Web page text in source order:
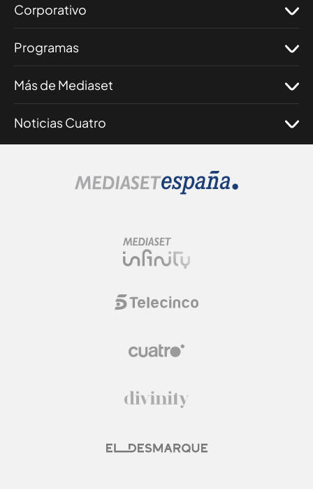
Corporativo
Programas
Más de Mediaset
Noticias Cuatro